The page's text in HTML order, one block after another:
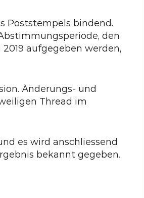
Poststempels bindend.
den
2019 aufgegeben werden,
Änderungs- und
Thread im
es wird anschliessend
bekannt gegeben.